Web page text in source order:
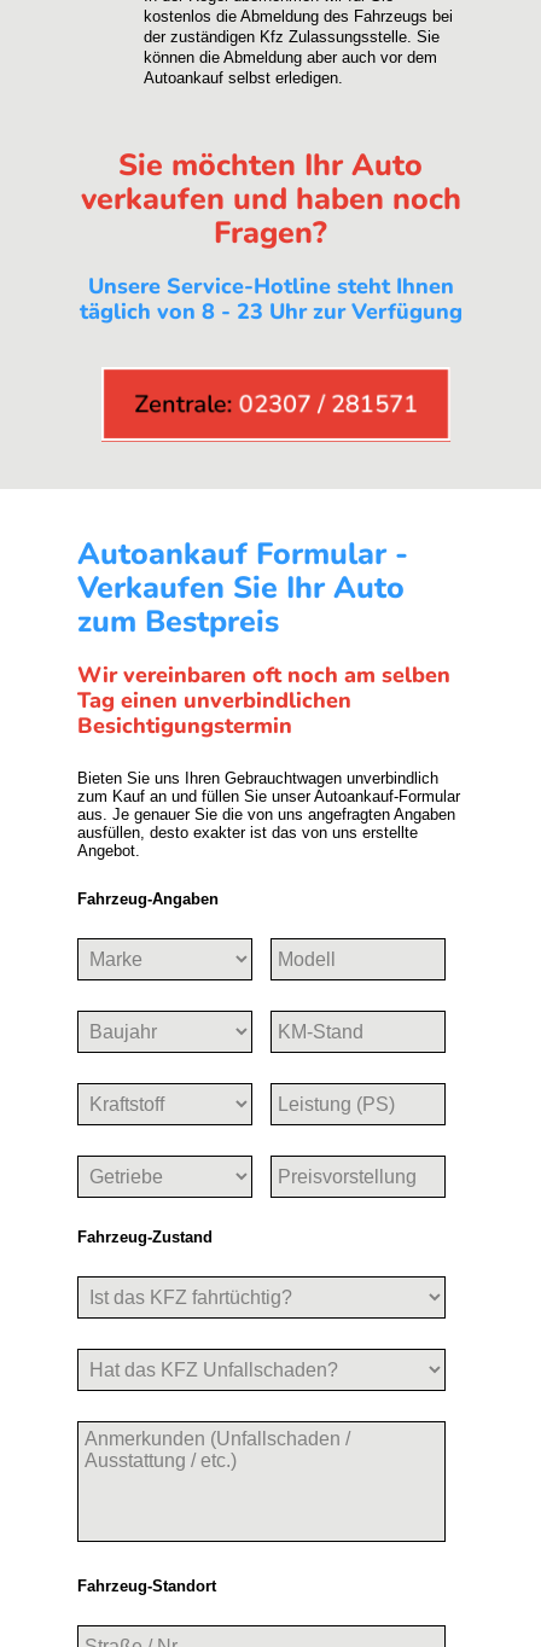
kostenlos die Abmeldung des Fahrzeugs bei
der zuständigen Kfz Zulassungsstelle. Sie
können die Abmeldung aber auch vor dem
Autoankauf selbst erledigen.
Sie möchten Ihr Auto
verkaufen und haben noch
Fragen?
Unsere Service-Hotline steht Ihnen
täglich von 8 - 23 Uhr zur Verfügung
Zentrale: 02307 / 281571
Autoankauf Formular -
Verkaufen Sie Ihr Auto
zum Bestpreis
Wir vereinbaren oft noch am selben
Tag einen unverbindlichen
Besichtigungstermin
Bieten Sie uns Ihren Gebrauchtwagen unverbindlich
zum Kauf an und füllen Sie unser Autoankauf-Formular
aus. Je genauer Sie die von uns angefragten Angaben
ausfüllen, desto exakter ist das von uns erstellte
Angebot.
Fahrzeug-Angaben
Fahrzeug-Zustand
Fahrzeug-Standort